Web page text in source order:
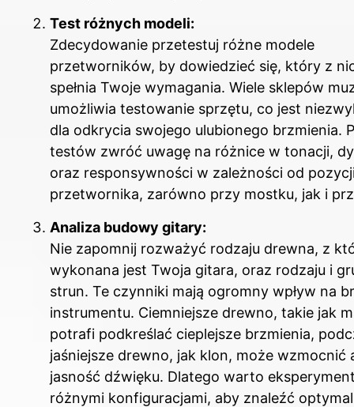
Test różnych modeli:
Zdecydowanie przetestuj różne modele
przetworników, by dowiedzieć się, który z
spełnia Twoje wymagania. Wiele sklepów
umożliwia testowanie sprzętu, co jest
dla odkrycia swojego ulubionego brzmienia.
testów zwróć uwagę na różnice w tonacji,
oraz responsywności w zależności od
przetwornika, zarówno przy mostku, jak i
Analiza budowy gitary:
Nie zapomnij rozważyć rodzaju drewna, z
wykonana jest Twoja gitara, oraz rodzaju i
strun. Te czynniki mają ogromny wpływ na
instrumentu. Ciemniejsze drewno, takie jak
potrafi podkreślać cieplejsze brzmienia,
jaśniejsze drewno, jak klon, może wzmocnić
jasność dźwięku. Dlatego warto
różnymi konfiguracjami, aby znaleźć